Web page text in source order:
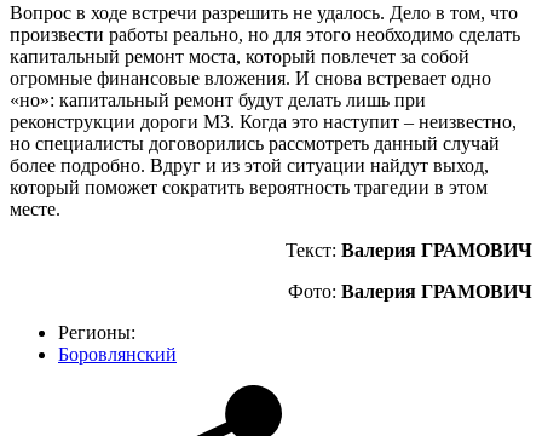
Вопрос в ходе встречи разрешить не удалось. Дело в том, что
произвести работы реально, но для этого необходимо сделать
капитальный ремонт моста, который повлечет за собой
огромные финансовые вложения. И снова встревает одно
«но»: капитальный ремонт будут делать лишь при
реконструкции дороги М3. Когда это наступит – неизвестно,
но специалисты договорились рассмотреть данный случай
более подробно. Вдруг и из этой ситуации найдут выход,
который поможет сократить вероятность трагедии в этом
месте.
Текст: Валерия ГРАМОВИЧ
Фото: Валерия ГРАМОВИЧ
Регионы:
Боровлянский